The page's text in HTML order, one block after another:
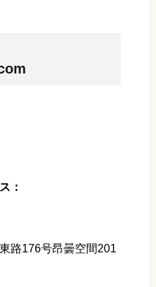
：
路176号昂曇空間201